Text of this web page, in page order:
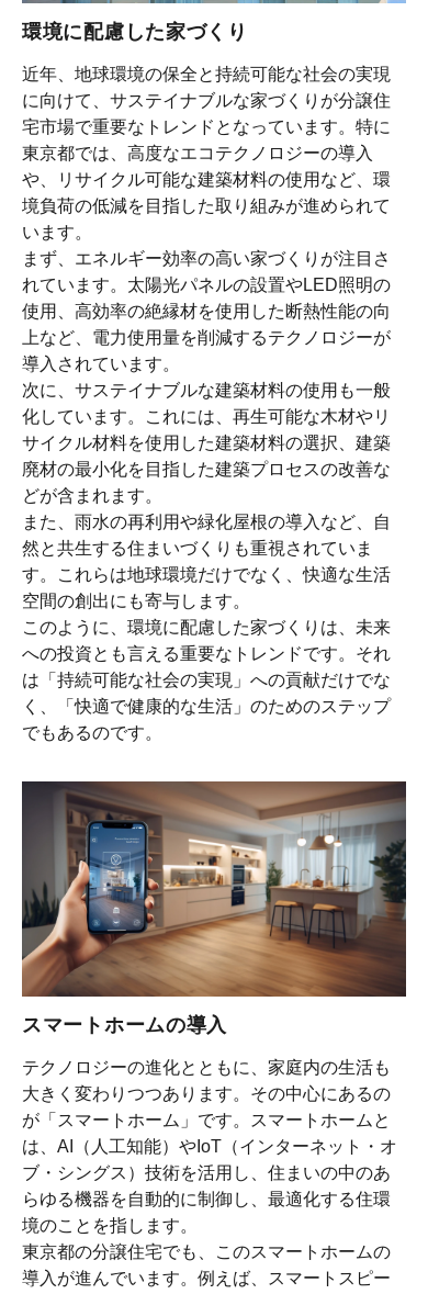
環境に配慮した家づくり
近年、地球環境の保全と持続可能な社会の実現
に向けて、サステイナブルな家づくりが分譲住
宅市場で重要なトレンドとなっています。特に
東京都では、高度なエコテクノロジーの導入
や、リサイクル可能な建築材料の使用など、環
境負荷の低減を目指した取り組みが進められて
います。
まず、エネルギー効率の高い家づくりが注目さ
れています。太陽光パネルの設置やLED照明の
使用、高効率の絶縁材を使用した断熱性能の向
上など、電力使用量を削減するテクノロジーが
導入されています。
次に、サステイナブルな建築材料の使用も一般
化しています。これには、再生可能な木材やリ
サイクル材料を使用した建築材料の選択、建築
廃材の最小化を目指した建築プロセスの改善な
どが含まれます。
また、雨水の再利用や緑化屋根の導入など、自
然と共生する住まいづくりも重視されていま
す。これらは地球環境だけでなく、快適な生活
空間の創出にも寄与します。
このように、環境に配慮した家づくりは、未来
への投資とも言える重要なトレンドです。それ
は「持続可能な社会の実現」への貢献だけでな
く、「快適で健康的な生活」のためのステップ
でもあるのです。
スマートホームの導入
テクノロジーの進化とともに、家庭内の生活も
大きく変わりつつあります。その中心にあるの
が「スマートホーム」です。スマートホームと
は、AI（人工知能）やIoT（インターネット・オ
ブ・シングス）技術を活用し、住まいの中のあ
らゆる機器を自動的に制御し、最適化する住環
境のことを指します。
東京都の分譲住宅でも、このスマートホームの
導入が進んでいます。例えば、スマートスピー